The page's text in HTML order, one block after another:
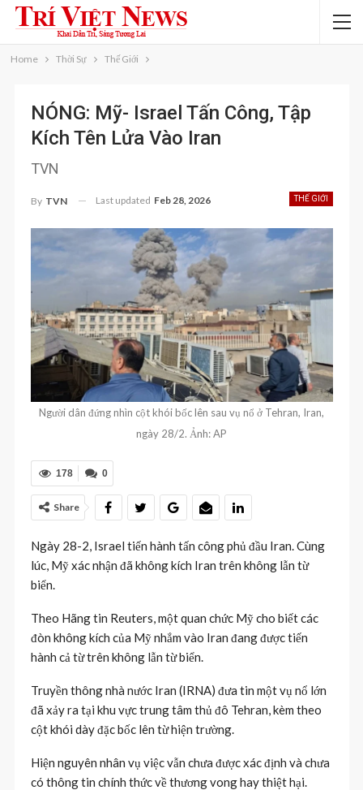
Home Thời Sự Thế Giới
NÓNG: Mỹ- Israel Tấn Công, Tập
Kích Tên Lửa Vào Iran
TVN
THẾ GIỚI
By TVN Last updated Feb 28, 2026
Người dân đứng nhìn cột khói bốc lên sau vụ nổ ở Tehran, Iran,
ngày 28/2. Ảnh: AP
0
178
Share
Ngày 28-2, Israel tiến hành tấn công phủ đầu Iran. Cùng
lúc, Mỹ xác nhận đã không kích Iran trên không lẫn từ
biển.
Theo Hãng tin Reuters, một quan chức Mỹ cho biết các
đòn không kích của Mỹ nhắm vào Iran đang được tiến
hành cả từ trên không lẫn từ biển.
Truyền thông nhà nước Iran (IRNA) đưa tin một vụ nổ lớn
đã xảy ra tại khu vực trung tâm thủ đô Tehran, kèm theo
cột khói dày đặc bốc lên từ hiện trường.
Hiện nguyên nhân vụ việc vẫn chưa được xác định và chưa
có thông tin chính thức về thương vong hay thiệt hại.